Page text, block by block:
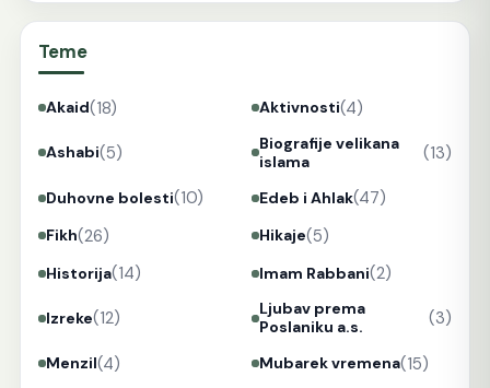
Teme
Akaid(18) Aktivnosti(4)
Ashabi(5)
Biografije velikana
islama
(13)
Duhovne bolesti(10) Edeb i Ahlak(47)
Fikh(26) Hikaje(5)
Historija(14) Imam Rabbani(2)
Izreke(12)
Ljubav prema
Poslaniku a.s.
(3)
Menzil(4) Mubarek vremena(15)